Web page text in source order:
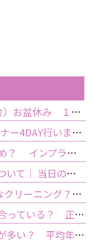
8月１１日（祝）ー１４日（金）お盆休み １５日土曜日から診療しております
2025インプラント歯周病セミナー4DAY行いました
電子タバコも禁煙しなきゃだめ？ インプラント手術前後の喫煙が及ぼす影響とは？
インプラント手術後の食事について｜ 当日の注意点・いつから普通の食事ができる？
歯医者の「PMTC」とはどんなクリーニング？スケーリングとは何が違うの？
あなたの歯みがきのやり方は合っている？ 正しい歯みがき方法と間違った方法
大人の歯が抜けるのって何歳が多い？ 平均年齢と原因について